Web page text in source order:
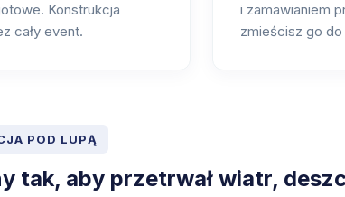
Konstrukcja
cały event.
i zamawianiem
zmieścisz go
POD LUPĄ
tak, aby przetrwał wiatr,